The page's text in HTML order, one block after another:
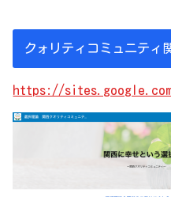
クォリティコミュニティ
https://